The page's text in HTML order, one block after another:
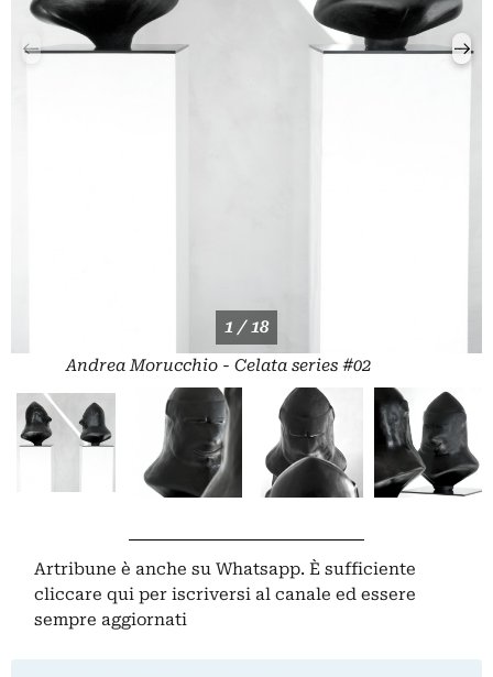
1 / 18
Andrea Morucchio - Celata series #02
Artribune è anche su Whatsapp. È sufficiente
cliccare qui per iscriversi al canale ed essere
sempre aggiornati